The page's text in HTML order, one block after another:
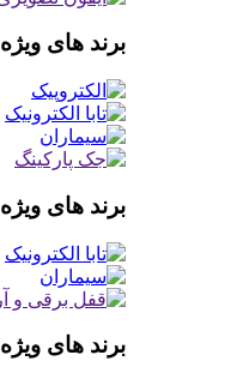
برند های ویژه
برند های ویژه
برند های ویژه